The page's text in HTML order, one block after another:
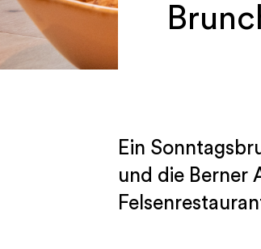
Ein
und die Berner